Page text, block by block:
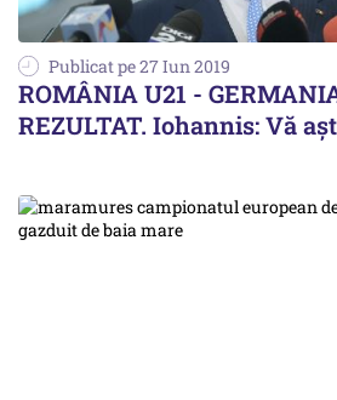
Publicat pe 27 Iun 2019
ROMÂNIA U21 -
REZULTAT. Iohannis: Vă